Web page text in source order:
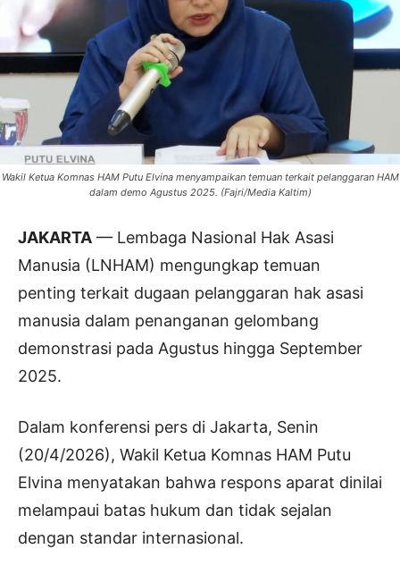
Wakil Ketua Komnas HAM Putu Elvina menyampaikan temuan terkait pelanggaran HAM
dalam demo Agustus 2025. (Fajri/Media Kaltim)
JAKARTA — Lembaga Nasional Hak Asasi
Manusia (LNHAM) mengungkap temuan
penting terkait dugaan pelanggaran hak asasi
manusia dalam penanganan gelombang
demonstrasi pada Agustus hingga September
2025.
Dalam konferensi pers di Jakarta, Senin
(20/4/2026), Wakil Ketua Komnas HAM Putu
Elvina menyatakan bahwa respons aparat dinilai
melampaui batas hukum dan tidak sejalan
dengan standar internasional.